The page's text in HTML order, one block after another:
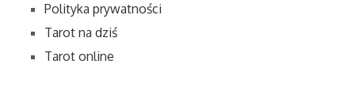
Polityka prywatności
Tarot na dziś
Tarot online